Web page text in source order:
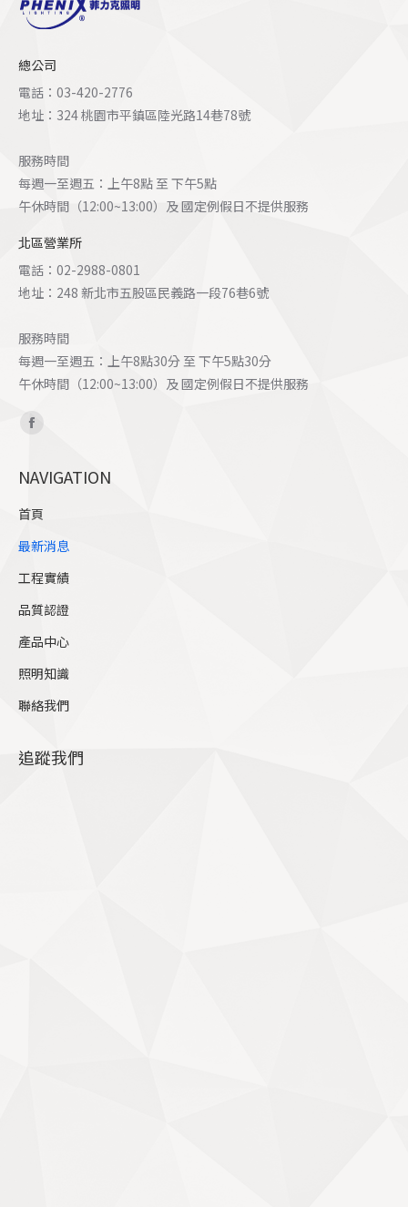
總公司
電話：03-420-2776
地址：324 桃園市平鎮區陸光路14巷78號
服務時間
每週一至週五：上午8點 至 下午5點
午休時間（12:00~13:00）及 國定例假日不提供服務
北區營業所
電話：02-2988-0801
地址：248 新北市五股區民義路一段76巷6號
服務時間
每週一至週五：上午8點30分 至 下午5點30分
午休時間（12:00~13:00）及 國定例假日不提供服務
Find us on:
Facebook
opens
window
NAVIGATION
首頁
最新消息
工程實績
品質認證
產品中心
照明知識
聯絡我們
追蹤我們